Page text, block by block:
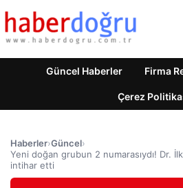
Güncel Haberler Firma
Çerez
Haberler›Güncel›
Yeni doğan grubun 2 numarasıydı! Dr.
intihar etti